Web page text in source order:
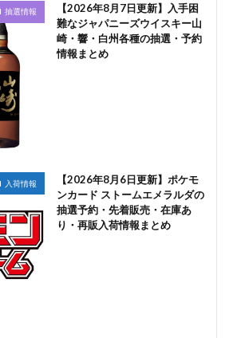
抽選情報
【2026年8月7日更新】入手困
難なジャパニーズウイスキー山
崎・響・白州各種の抽選・予約
情報まとめ
入荷情報
【2026年8月6日更新】ポケモ
ンカード ストームエメラルダの
抽選予約・先着販売・在庫あ
り・再販入荷情報まとめ